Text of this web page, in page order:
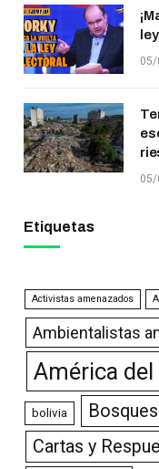
Etiquetas
Activistas amenazados
Ambientalistas
América del
bolivia Bosques
Cartas y